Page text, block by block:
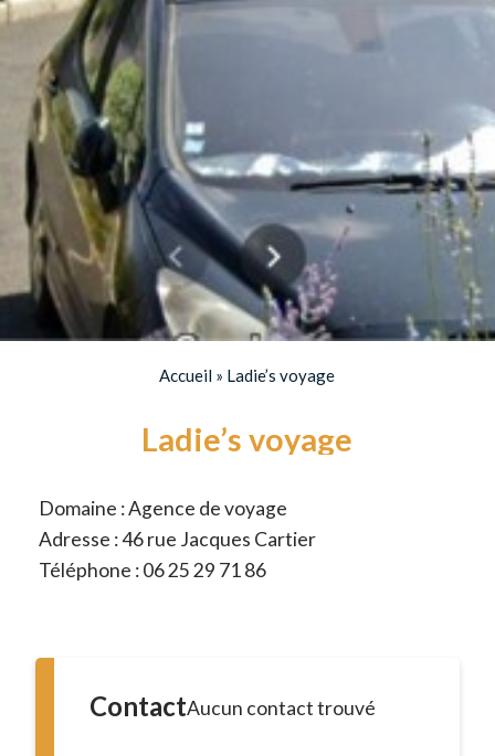
Accueil » Ladie’s voyage
Ladie’s voyage
Domaine : Agence de voyage
Adresse : 46 rue Jacques Cartier
Téléphone : 06 25 29 71 86
ContactAucun contact trouvé